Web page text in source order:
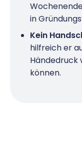
in
Kein
hilfreich er
Händedruck
können.